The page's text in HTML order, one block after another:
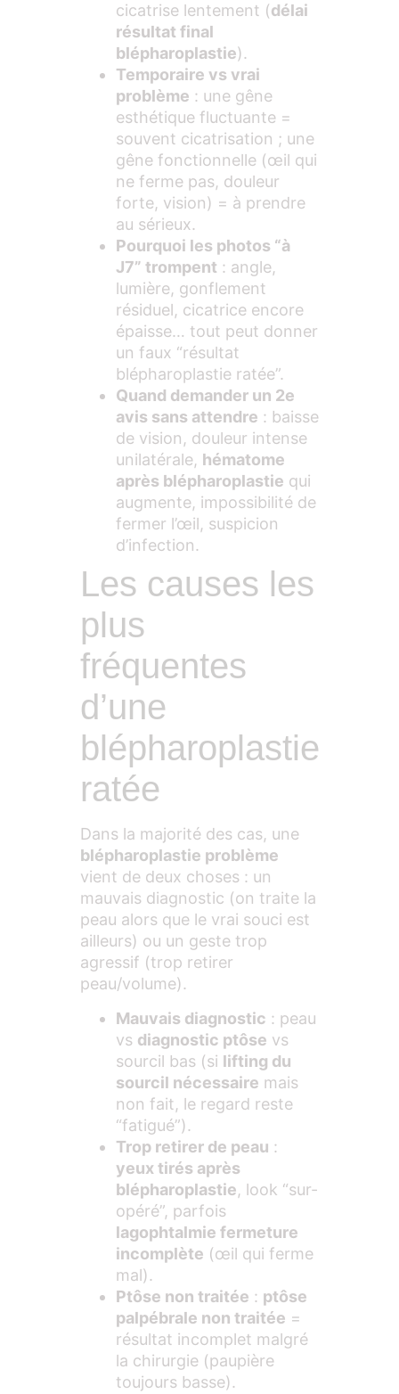
cicatrise lentement (délai
résultat final
blépharoplastie).
Temporaire vs vrai
problème : une gêne
esthétique fluctuante =
souvent cicatrisation ; une
gêne fonctionnelle (œil qui
ne ferme pas, douleur
forte, vision) = à prendre
au sérieux.
Pourquoi les photos “à
J7” trompent : angle,
lumière, gonflement
résiduel, cicatrice encore
épaisse… tout peut donner
un faux “résultat
blépharoplastie ratée”.
Quand demander un 2e
avis sans attendre : baisse
de vision, douleur intense
unilatérale, hématome
après blépharoplastie qui
augmente, impossibilité de
fermer l’œil, suspicion
d’infection.
Les causes les
plus
fréquentes
d’une
blépharoplastie
ratée
Dans la majorité des cas, une
blépharoplastie problème
vient de deux choses : un
mauvais diagnostic (on traite la
peau alors que le vrai souci est
ailleurs) ou un geste trop
agressif (trop retirer
peau/volume).
Mauvais diagnostic : peau
vs diagnostic ptôse vs
sourcil bas (si lifting du
sourcil nécessaire mais
non fait, le regard reste
“fatigué”).
Trop retirer de peau :
yeux tirés après
blépharoplastie, look “sur-
opéré”, parfois
lagophtalmie fermeture
incomplète (œil qui ferme
mal).
Ptôse non traitée : ptôse
palpébrale non traitée =
résultat incomplet malgré
la chirurgie (paupière
toujours basse).